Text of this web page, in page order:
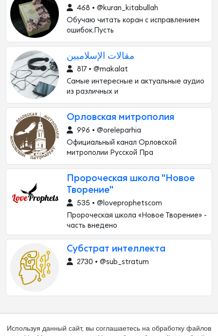
468 • @kuran_kitabullah
Обучаю читать коран с исправлением
ошибок.Пусть
مقالات الإسلاميين
817 • @makalat
Самые интересные и актуальные аудио
из различных и
Орловская митрополия
996 • @oreleparhia
Официальный канал Орловской
митрополии Русской Пра
Пророческая школа "Новое
Творение"
535 • @loveprophetscom
Пророческая школа «Новое Творение» -
часть внедено
Субстрат интеллекта
2730 • @sub_stratum
Используя данный сайт, вы соглашаетесь на обработку файлов